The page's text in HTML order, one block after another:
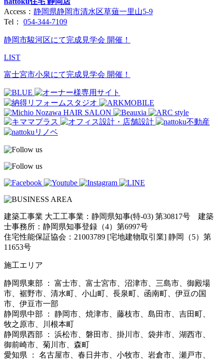
Access： 静岡県静岡市清水区草薙一里山5-9
Tel： 054-344-7109
静岡市駿河区にて完成見学会 開催！
LIST
富士宮市小泉にて完成見学会 開催！
建築工事業 大工工事業：静岡県知事(特-03) 第30817号 建築
士事務所：静岡県知事登録（4）第6997号
住宅性能保証協会：21003789 [宅地建物取引業] 静岡（5）第
11653号
施工エリア
静岡県東部 ： 富士市、富士宮市、沼津市、三島市、御殿場
市、裾野市、清水町、小山町、長泉町、函南町、伊豆の国
市、伊豆市一部
静岡県中部 ： 静岡市、焼津市、藤枝市、島田市、吉田町、
牧之原市、川根本町
静岡県西部 ： 浜松市、磐田市、掛川市、袋井市、湖西市、
御前崎市、菊川市、森町
愛知県 ： 名古屋市、春日井市、小牧市、岩倉市、瀬戸市、